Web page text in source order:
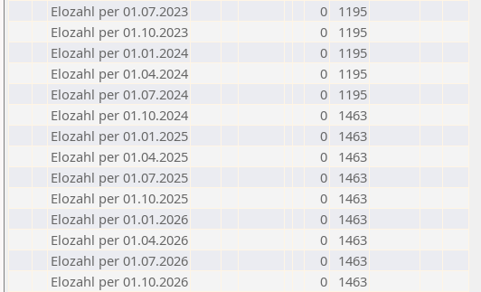
Elozahl per 01.07.2023
0
1195
Elozahl per 01.10.2023
0
1195
Elozahl per 01.01.2024
0
1195
Elozahl per 01.04.2024
0
1195
Elozahl per 01.07.2024
0
1195
Elozahl per 01.10.2024
0
1463
Elozahl per 01.01.2025
0
1463
Elozahl per 01.04.2025
0
1463
Elozahl per 01.07.2025
0
1463
Elozahl per 01.10.2025
0
1463
Elozahl per 01.01.2026
0
1463
Elozahl per 01.04.2026
0
1463
Elozahl per 01.07.2026
0
1463
Elozahl per 01.10.2026
0 1463